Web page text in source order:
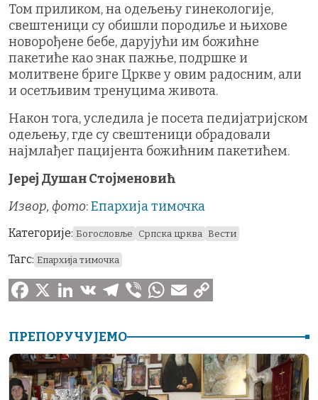
Том приликом, на одељењу гинекологије,
свештеници су обишли породиље и њихове
новорођене бебе, дарујући им божићне
пакетиће као знак пажње, подршке и
молитвене бриге Цркве у овим радосним, али
и осетљивим тренуцима живота.
Након тога, уследила је посета педијатријском
одељењу, где су свештеници обрадовали
најмлађег пацијента божићним пакетићем.
Јереј Душан Стојменовић
Извор, фото:Епархија тимочка
Категорије: Богословље Српска црква Вести
Тагс: Епархија тимочка
a
c
e
i
n
k
K
e
l
e
i
b
e
h
a
t
m
a
o
p
y
ПРЕПОРУЧУЈЕМО